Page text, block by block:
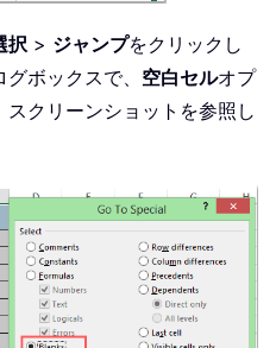
択 > ジャンプをクリックし
ボックスで、 空白セルオプ
クリーンショットを参照し